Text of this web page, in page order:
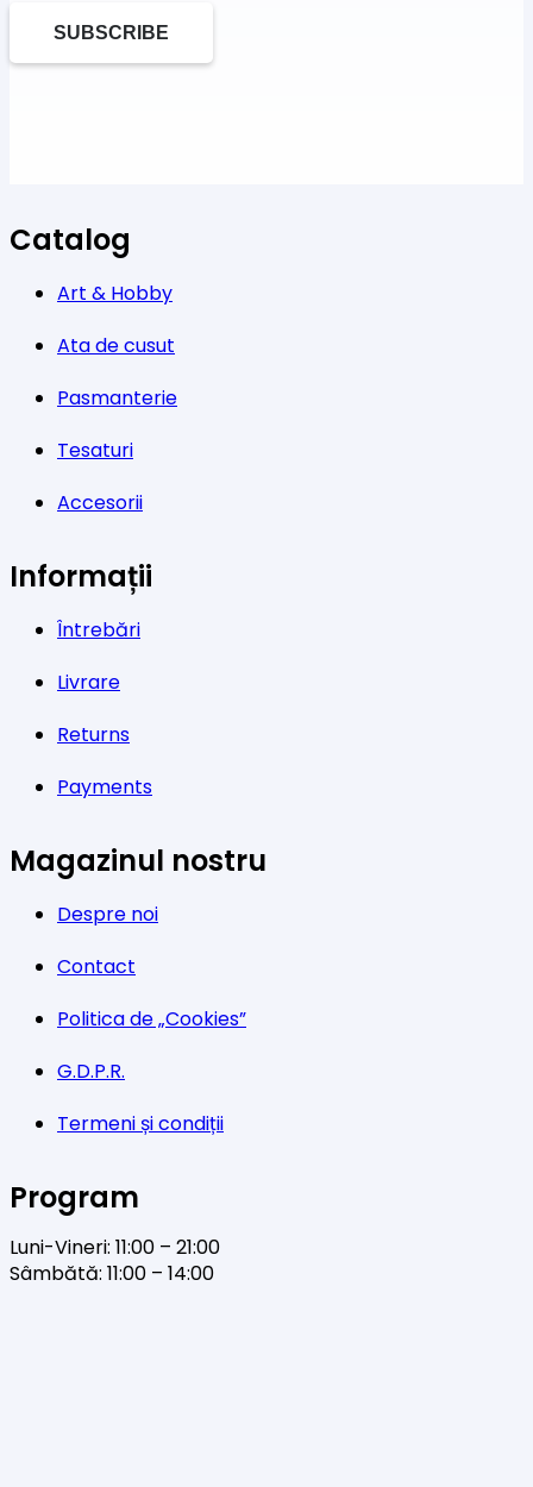
SUBSCRIBE
Catalog
Art & Hobby
Ata de cusut
Pasmanterie
Tesaturi
Accesorii
Informații
Întrebări
Livrare
Returns
Payments
Magazinul nostru
Despre noi
Contact
Politica de „Cookies”
G.D.P.R.
Termeni și condiții
Program
Luni-Vineri: 11:00 – 21:00
Sâmbătă: 11:00 – 14:00